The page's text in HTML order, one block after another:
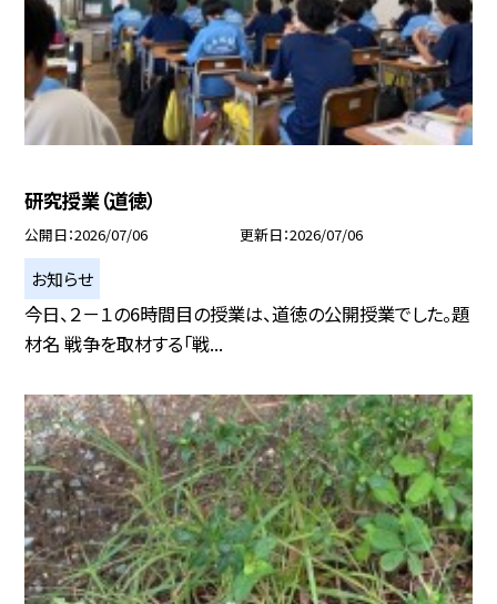
研究授業（道徳）
公開日 2026/07/06 更新日 2026/07/06
お知らせ
今日、２－１の6時間目の授業は、道徳の公開授業でした。題
材名 戦争を取材する「戦...